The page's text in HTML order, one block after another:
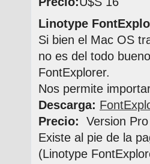
Linotype
Si bien el Mac OS
no es del todo
FontExplorer.
Nos permite
Descarga:
Precio: Version
Existe al pie de la
(Linotype